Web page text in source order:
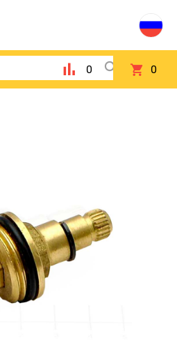
0 0